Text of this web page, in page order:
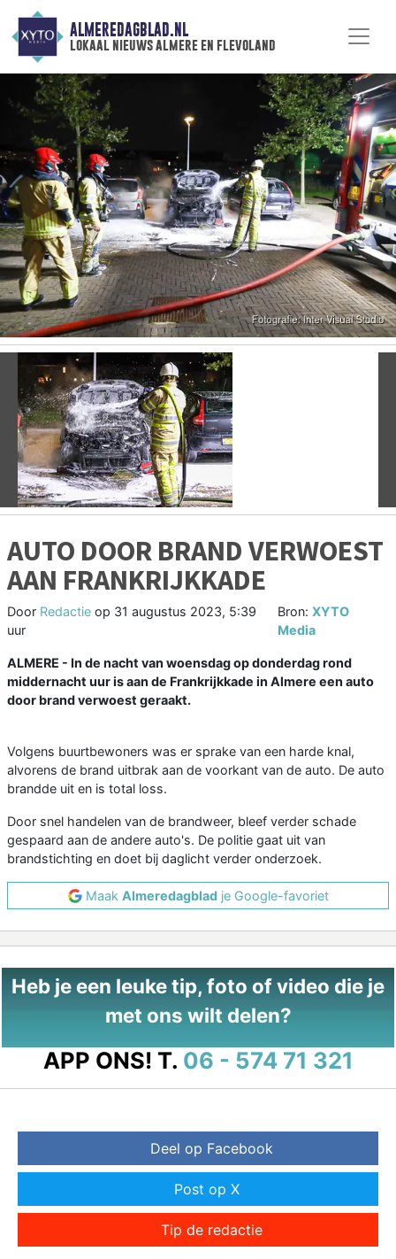
ALMEREDAGBLAD.NL
lokaal nieuws almere en flevoland
Vorige
AUTO DOOR BRAND VERWOEST
AAN FRANKRIJKKADE
Door Redactie op 31 augustus 2023, 5:39
uur
Bron: XYTO
Media
ALMERE - In de nacht van woensdag op donderdag rond
middernacht uur is aan de Frankrijkkade in Almere een auto
door brand verwoest geraakt.
Volgens buurtbewoners was er sprake van een harde knal,
alvorens de brand uitbrak aan de voorkant van de auto. De auto
brandde uit en is total loss.
Door snel handelen van de brandweer, bleef verder schade
gespaard aan de andere auto's. De politie gaat uit van
brandstichting en doet bij daglicht verder onderzoek.
Maak Almeredagbladje Google-favoriet
Heb je een leuke tip, foto of video die je
met ons wilt delen?
APP ONS! T. 06 - 574 71 321
Deel op Facebook
Post op X
Tip de redactie